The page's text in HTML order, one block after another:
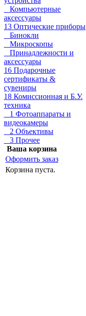
Компьютерные
аксессуары
13 Оптические приборы
Бинокли
Микроскопы
Принадлежности и
аксессуары
16 Подарочные
сертификаты &
сувениры
18 Комиссионная и Б.У.
техника
1 Фотоаппараты и
видеокамеры
2 Объективы
3 Прочее
Ваша корзина
Оформить заказ
Корзина пуста.